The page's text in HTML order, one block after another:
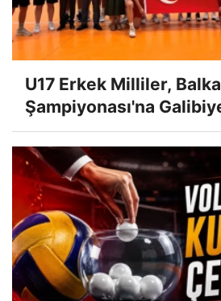
U17 Erkek Milliler,
Şampiyonası'na